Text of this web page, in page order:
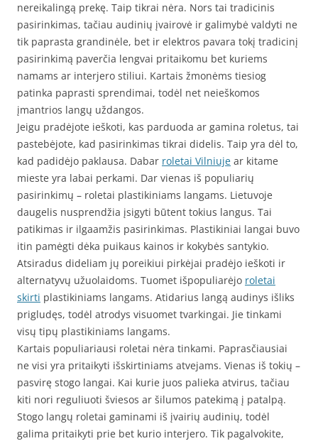
nereikalingą prekę. Taip tikrai nėra. Nors tai tradicinis
pasirinkimas, tačiau audinių įvairovė ir galimybė valdyti ne
tik paprasta grandinėle, bet ir elektros pavara tokį tradicinį
pasirinkimą paverčia lengvai pritaikomu bet kuriems
namams ar interjero stiliui. Kartais žmonėms tiesiog
patinka paprasti sprendimai, todėl net neieškomos
įmantrios langų uždangos.
Jeigu pradėjote ieškoti, kas parduoda ar gamina roletus, tai
pastebėjote, kad pasirinkimas tikrai didelis. Taip yra dėl to,
kad padidėjo paklausa. Dabar roletai Vilniuje ar kitame
mieste yra labai perkami. Dar vienas iš populiarių
pasirinkimų – roletai plastikiniams langams. Lietuvoje
daugelis nusprendžia įsigyti būtent tokius langus. Tai
patikimas ir ilgaamžis pasirinkimas. Plastikiniai langai buvo
itin pamėgti dėka puikaus kainos ir kokybės santykio.
Atsiradus dideliam jų poreikiui pirkėjai pradėjo ieškoti ir
alternatyvų užuolaidoms. Tuomet išpopuliarėjo roletai
skirti plastikiniams langams. Atidarius langą audinys išliks
prigludęs, todėl atrodys visuomet tvarkingai. Jie tinkami
visų tipų plastikiniams langams.
Kartais populiariausi roletai nėra tinkami. Paprasčiausiai
ne visi yra pritaikyti išskirtiniams atvejams. Vienas iš tokių –
pasvirę stogo langai. Kai kurie juos palieka atvirus, tačiau
kiti nori reguliuoti šviesos ar šilumos patekimą į patalpą.
Stogo langų roletai gaminami iš įvairių audinių, todėl
galima pritaikyti prie bet kurio interjero. Tik pagalvokite,